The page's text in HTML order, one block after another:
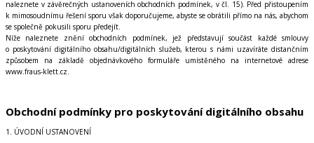
naleznete v závěrečných ustanoveních obchodních podmínek, v čl. 15). Před přistoupením
k mimosoudnímu řešení sporu však doporučujeme, abyste se obrátili přímo na nás, abychom
se společně pokusili sporu předejít.
Níže naleznete znění obchodních podmínek, jež představují součást každé smlouvy
o poskytování digitálního obsahu/digitálních služeb, kterou s námi uzavíráte distančním
způsobem na základě objednávkového formuláře umístěného na internetové adrese
www.fraus-klett.cz.
Obchodní podmínky pro poskytování digitálního obsahu
1. ÚVODNÍ USTANOVENÍ